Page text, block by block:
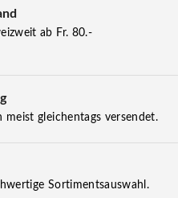
ab Fr. 80.-
meist gleichentags versendet.
Sortimentsauswahl.